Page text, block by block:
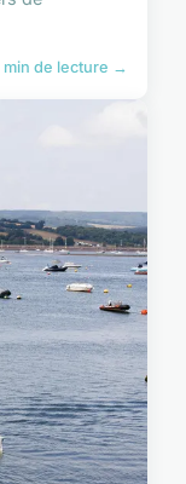
min de lecture →